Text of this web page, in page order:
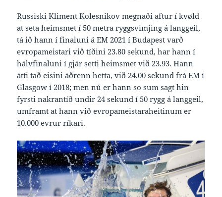
Russiski Kliment Kolesnikov megnaði aftur í kvøld
at seta heimsmet í 50 metra ryggsvimjing á langgeil,
tá ið hann í finaluni á EM 2021 í Budapest varð
evropameistari við tíðini 23.80 sekund, har hann í
hálvfinaluni í gjár setti heimsmet við 23.93. Hann
átti tað eisini áðrenn hetta, við 24.00 sekund frá EM í
Glasgow í 2018; men nú er hann so sum sagt hin
fyrsti nakrantíð undir 24 sekund í 50 rygg á langgeil,
umframt at hann við evropameistaraheitinum er
10.000 evrur ríkari.